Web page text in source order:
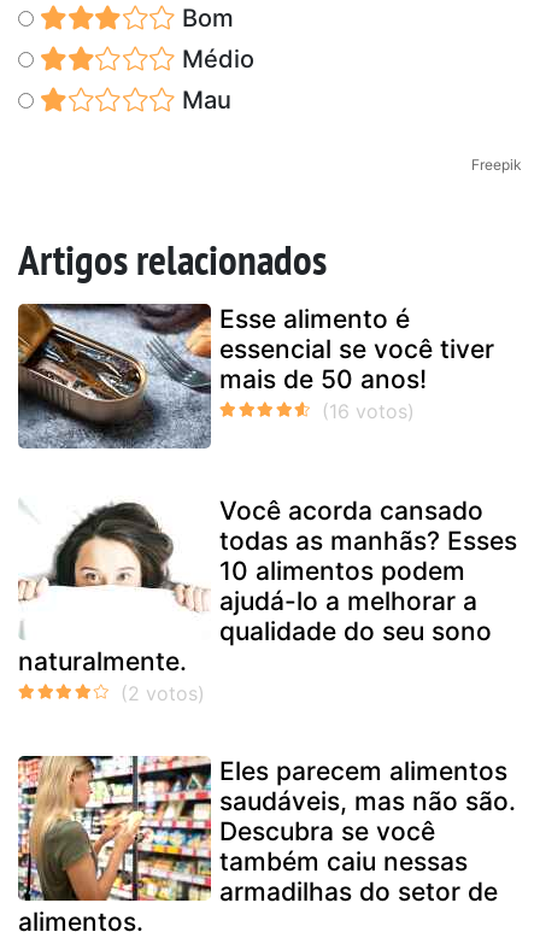
Bom
Médio
Mau
Freepik
Artigos relacionados
Esse alimento é
essencial se você tiver
mais de 50 anos!
Você acorda cansado
todas as manhãs? Esses
10 alimentos podem
ajudá-lo a melhorar a
qualidade do seu sono
naturalmente.
Eles parecem alimentos
saudáveis, mas não são.
Descubra se você
também caiu nessas
armadilhas do setor de
alimentos.